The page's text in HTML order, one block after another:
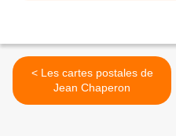
< Les cartes postales de
Jean Chaperon